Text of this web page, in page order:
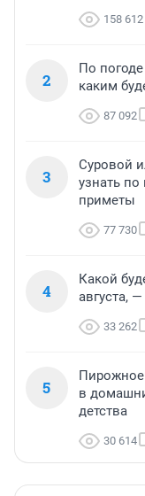
158 612
2
По
каким
87 092
3
Суровой
узнать
приметы
77 730
4
Какой
августа,
33 262
5
Пирожное
в
детства
30 614